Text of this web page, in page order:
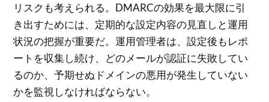
リスクも考えられる。DMARCの効果を最大限に引
き出すためには、定期的な設定内容の見直しと運用
状況の把握が重要だ。運用管理者は、設定後もレポ
ートを収集し続け、どのメールが認証に失敗してい
るのか、予期せぬドメインの悪用が発生していない
かを監視しなければならない。